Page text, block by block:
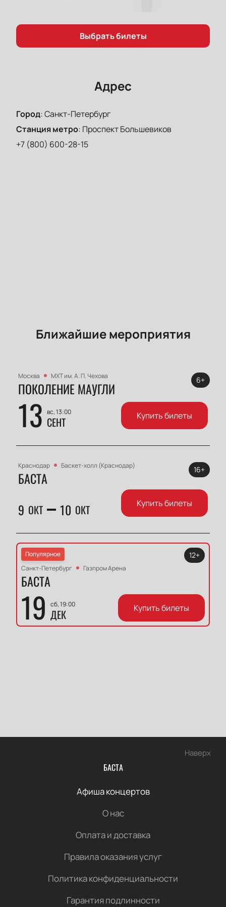
Выбрать билеты
Адрес
Город:Санкт-Петербург
Станция метро: Проспект Большевиков
+7 (800) 600-28-15
Ближайшие мероприятия
Москва МХТ им. А. П. Чехова
ПОКОЛЕНИЕ МАУГЛИ
13 вс, 13:00
СЕНТ
6+
Купить билеты
Краснодар Баскет-холл (Краснодар)
БАСТА
9 ОКТ 10 ОКТ
16+
Купить билеты
Популярное
Санкт-Петербург
Газпром Арена
БАСТА
19 сб, 19:00
ДЕК
12+
Купить билеты
Наверх
БАСТА
Афиша концертов
О нас
Оплата и доставка
Правила оказания услуг
Политика конфиденциальности
Гарантия подлинности